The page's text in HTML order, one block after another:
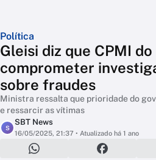
Política
Gleisi diz que CPMI
comprometer
sobre fraudes
Ministra ressalta que prioridade do
e ressarcir as vítimas
S
SBT News
16/05/2025, 21:37 • Atualizado há 1 ano